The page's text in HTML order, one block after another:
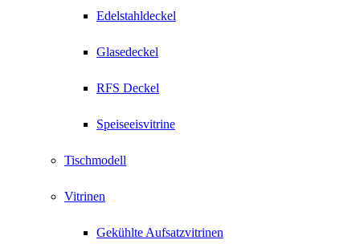
Edelstahldeckel
Glasedeckel
RFS Deckel
Speiseeisvitrine
Tischmodell
Vitrinen
Gekühlte Aufsatzvitrinen